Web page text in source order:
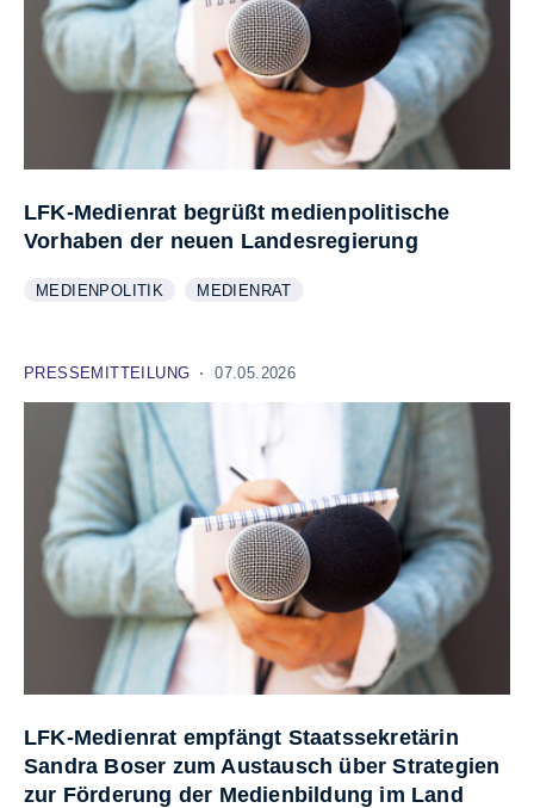
LFK-Medienrat begrüßt medienpolitische
Vorhaben der neuen Landesregierung
WEITERE INFORMATIONEN ZUM THEMA
MEDIENPOLITIK
ANZEIGEN WEITERE INFORMATIONEN ZUM THEMA
MEDIENRAT
ANZEIGEN
PRESSEMITTEILUNG 07.05.2026
LFK-Medienrat empfängt Staatssekretärin
Sandra Boser zum Austausch über Strategien
zur Förderung der Medienbildung im Land